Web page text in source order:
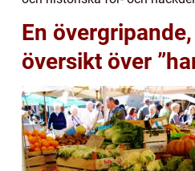
En
översikt över